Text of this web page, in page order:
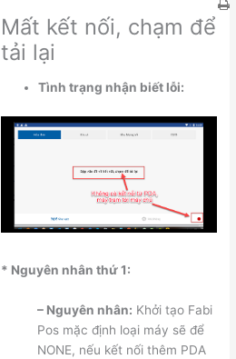
Mất kết nối, chạm để
tải lại
Tình trạng nhận biết lỗi:
* Nguyên nhân thứ 1:
– Nguyên nhân: Khởi tạo Fabi
Pos mặc định loại máy sẽ để
NONE, nếu kết nối thêm PDA